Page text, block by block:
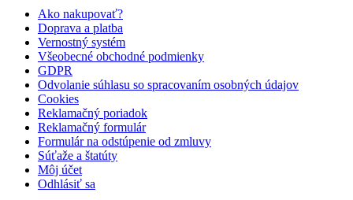
Ako nakupovať?
Doprava a platba
Vernostný systém
Všeobecné obchodné podmienky
GDPR
Odvolanie súhlasu so spracovaním osobných údajov
Cookies
Reklamačný poriadok
Reklamačný formulár
Formulár na odstúpenie od zmluvy
Súťaže a štatúty
Môj účet
Odhlásiť sa